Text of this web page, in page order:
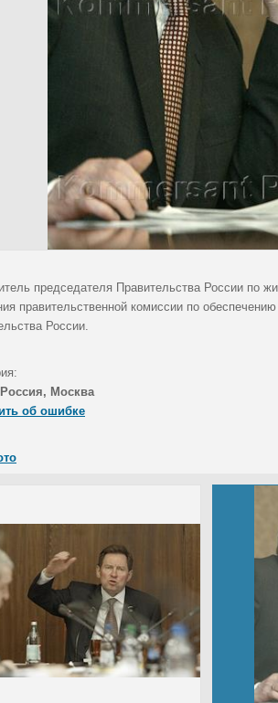
председателя Правительства России по
правительственной комиссии по
России.
Россия, Москва
об ошибке